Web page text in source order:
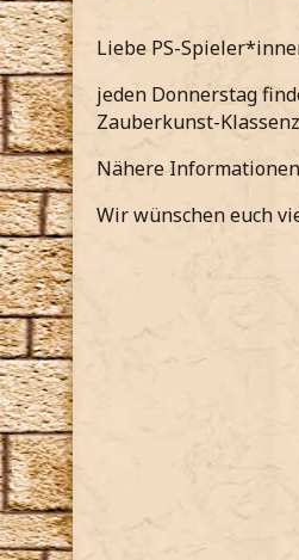
Liebe PS-
jeden Donnerstag
Zauberkunst-
Nähere
Wir wünschen euch